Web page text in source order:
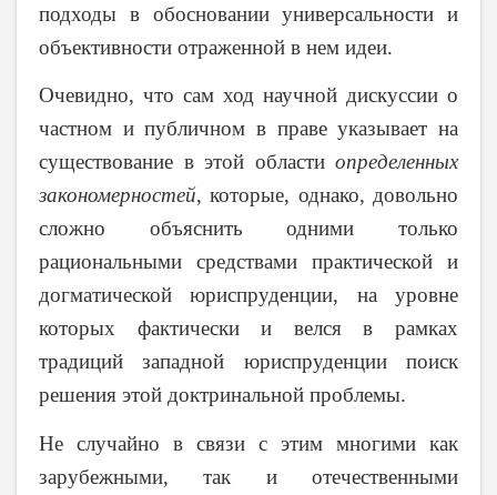
подходы в обосновании универсальности и
объективности отраженной в нем идеи.
Очевидно, что сам ход научной дискуссии о
частном и публичном в праве указывает на
существование в этой области определенных
закономерностей, которые, однако, довольно
сложно объяснить одними только
рациональными средствами практической и
догматической юриспруденции, на уровне
которых фактически и велся в рамках
традиций западной юриспруденции поиск
решения этой доктринальной проблемы.
Не случайно в связи с этим многими как
зарубежными, так и отечественными